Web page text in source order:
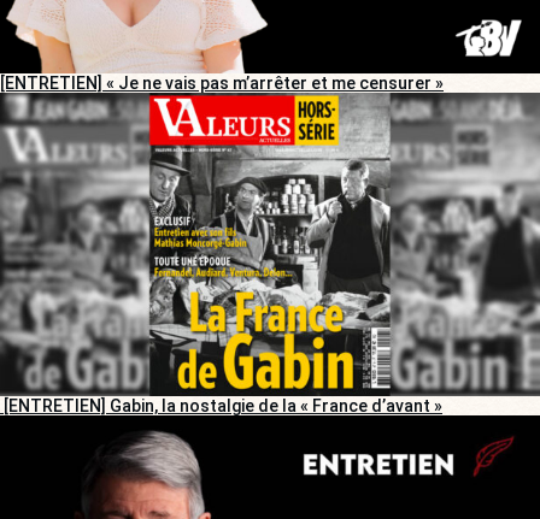
[ENTRETIEN] « Je ne vais pas m’arrêter et me censurer »
[ENTRETIEN] Gabin, la nostalgie de la « France d’avant »